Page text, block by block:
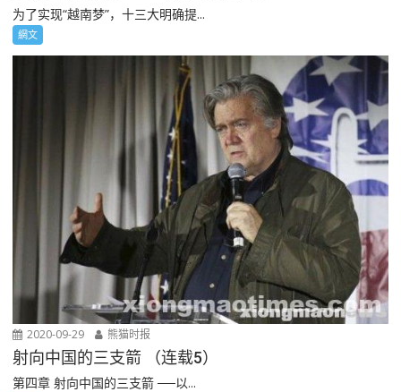
为了实现“越南梦”，十三大明确提...
網文
2020-09-29 熊猫时报
射向中国的三支箭 （连载5）
第四章 射向中国的三支箭 ──以...